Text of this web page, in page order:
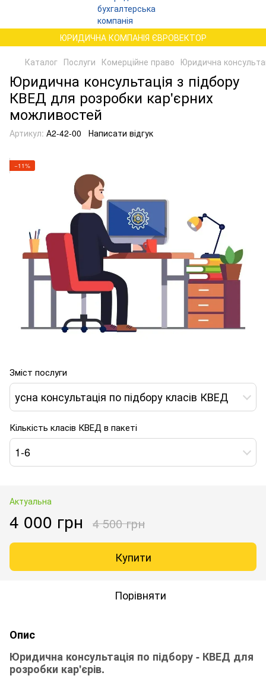
ЮРИДИЧНА КОМПАНІЯ ЄВРОВЕКТОР
Каталог Послуги Комерційне право Юридична
Юридична консультація з підбору
КВЕД для розробки кар'єрних
можливостей
Артикул: А2-42-00 Написати відгук
−11%
Зміст послуги
усна консультація по підбору класів КВЕД
Кількість класів КВЕД в пакеті
1-6
Актуальна
4 000 грн 4 500 грн
Купити
Порівняти
Опис
Юридична консультація по підбору - КВЕД для
розробки кар'єрів.